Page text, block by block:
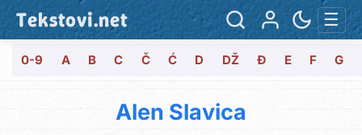
Tekstovi.net ☰
0-9 A B C Č Ć D DŽ Đ E F G
Alen Slavica